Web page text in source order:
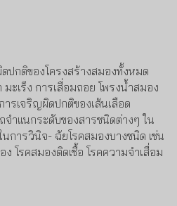
ติของโครงสร้างสมองทั้งหมด
ะเร็ง การเสื่อมถอย โพรงน้ำสมอง
รเจริญผิดปกติของเส้นเลือด
จำแนกระดับของสารชนิดต่างๆ ใน
นการวินิจ- ฉัยโรคสมองบางชนิด เช่น
โรคสมองติดเชื้อ โรคความจำเสื่อม